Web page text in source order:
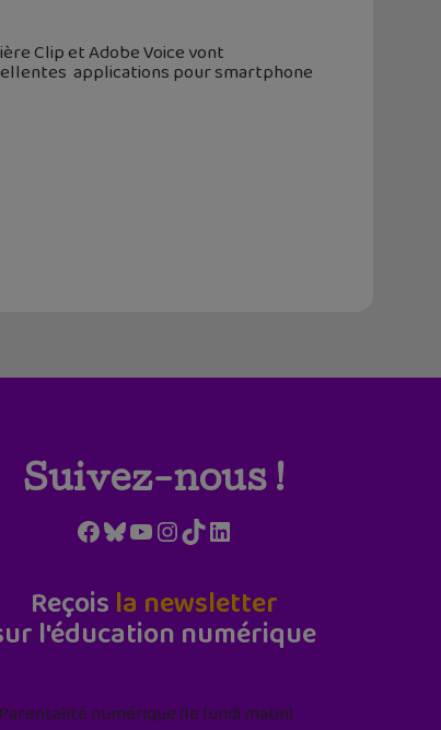
Clip et Adobe Voice vont
applications pour smartphone
Suivez-nous !
Facebook
Bluesky
YouTube
Instagram
TikTokLinkedIn
Reçois la newsletter
l'éducation numérique
Parentalité numérique (le lundi matin)